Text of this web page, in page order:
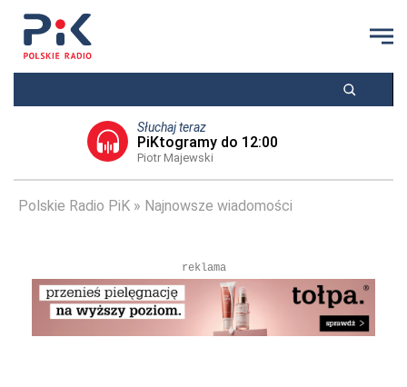
Słuchaj teraz
PiKtogramy do 12:00
Piotr Majewski
Polskie Radio PiK Najnowsze wiadomości
reklama